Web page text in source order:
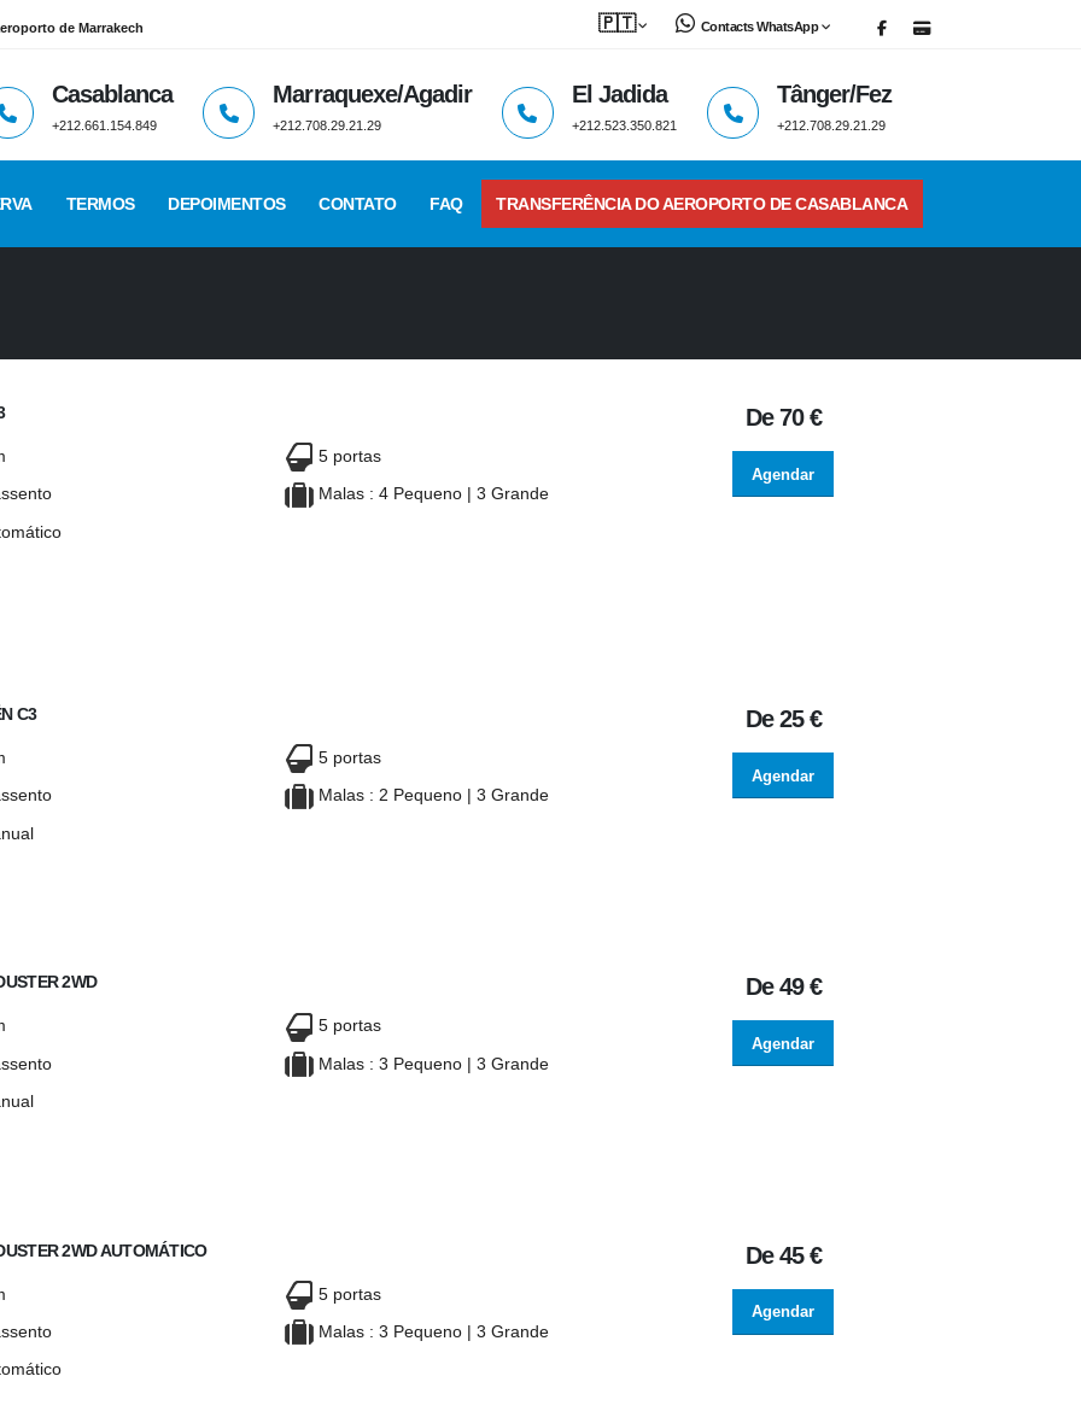
de Marrakech 🇵🇹 Contacts WhatsApp
Casablanca
+212.661.154.849
Marraquexe/Agadir
+212.708.29.21.29
El Jadida
+212.523.350.821
Tânger/Fez
+212.708.29.21.29
TERMOS DEPOIMENTOS CONTATO FAQ TRANSFERÊNCIA DO AEROPORTO DE CASABLANCA
5 portas
Malas : 4 Pequeno | 3 Grande
De70 €
Agendar
C3
5 portas
Malas : 2 Pequeno | 3 Grande
De25 €
Agendar
2WD
5 portas
Malas : 3 Pequeno | 3 Grande
De49 €
Agendar
2WD AUTOMÁTICO
5 portas
Malas : 3 Pequeno | 3 Grande
De45 €
Agendar